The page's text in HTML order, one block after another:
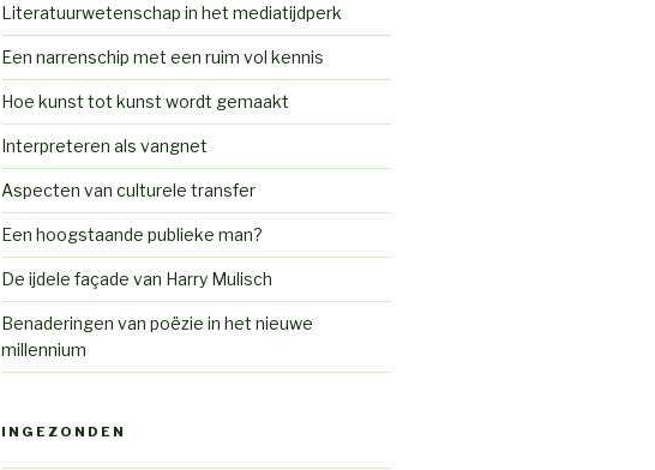
Literatuurwetenschap in het mediatijdperk
Een narrenschip met een ruim vol kennis
Hoe kunst tot kunst wordt gemaakt
Interpreteren als vangnet
Aspecten van culturele transfer
Een hoogstaande publieke man?
De ijdele façade van Harry Mulisch
Benaderingen van poëzie in het nieuwe
millennium
INGEZONDEN